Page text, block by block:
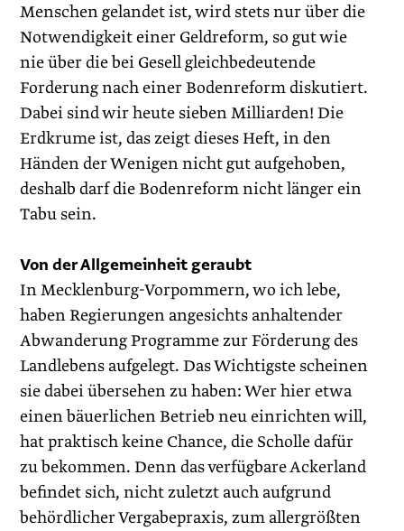
Menschen gelandet ist, wird stets nur über die
Notwendigkeit einer Geldreform, so gut wie
nie über die bei Gesell gleichbedeutende
Forderung nach einer Bodenreform diskutiert.
Dabei sind wir heute sieben Milliarden! Die
Erdkrume ist, das zeigt dieses Heft, in den
Händen der Wenigen nicht gut aufgehoben,
deshalb darf die Bodenreform nicht länger ein
Tabu sein.
Von der Allgemeinheit geraubt
In Mecklenburg-Vorpommern, wo ich lebe,
haben Regierungen angesichts anhaltender
Abwanderung Programme zur Förderung des
Landlebens aufgelegt. Das Wichtigste scheinen
sie dabei übersehen zu haben: Wer hier etwa
einen bäuerlichen Betrieb neu einrichten will,
hat praktisch keine Chance, die Scholle dafür
zu bekommen. Denn das verfügbare Ackerland
befindet sich, nicht zuletzt auch aufgrund
behördlicher Vergabepraxis, zum allergrößten